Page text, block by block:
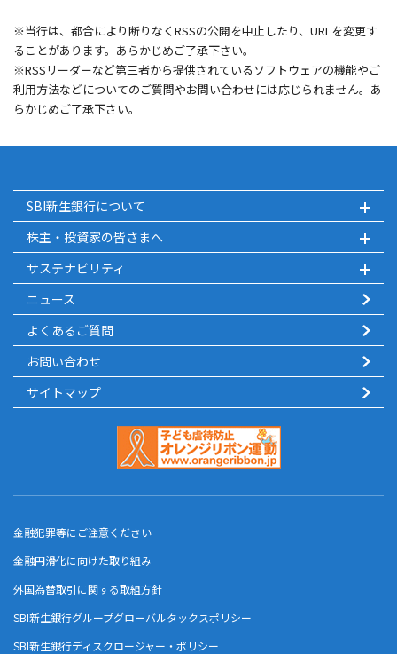
※当行は、都合により断りなくRSSの公開を中止したり、URLを変更す
ることがあります。あらかじめご了承下さい。
※RSSリーダーなど第三者から提供されているソフトウェアの機能やご
利用方法などについてのご質問やお問い合わせには応じられません。あ
らかじめご了承下さい。
SBI新生銀行について
株主・投資家の皆さまへ
サステナビリティ
ニュース
よくあるご質問
お問い合わせ
サイトマップ
金融犯罪等にご注意ください
金融円滑化に向けた取り組み
外国為替取引に関する取組方針
SBI新生銀行グループグローバルタックスポリシー
SBI新生銀行ディスクロージャー・ポリシー